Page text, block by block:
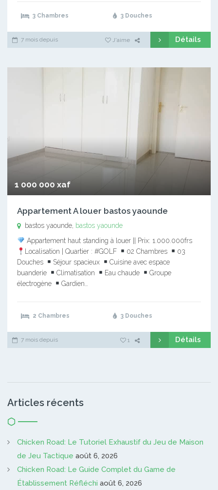
3 Chambres 3 Douches
7 mois depuis J'aime Détails
1 000 000 xaf
Appartement A louer bastos yaounde
bastos yaounde, bastos yaounde
Appartement haut standing à louer || Prix: 1.000.000frs
Localisation | Quartier : #GOLF
02 Chambres
03
Douches
Séjour spacieux
Cuisine avec espace
buanderie
Climatisation Eau chaude
Groupe
électrogène
Gardien…
2 Chambres 3 Douches
7 mois depuis 1 Détails
Articles récents
Chicken Road: Le Tutoriel Exhaustif du Jeu de Maison
de Jeu Tactique août 6, 2026
Chicken Road: Le Guide Complet du Game de
Établissement Réfléchi août 6, 2026